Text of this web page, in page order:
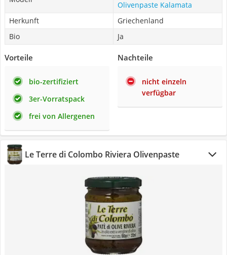
Olivenpaste Kalamata
Herkunft
Griechenland
Bio
Ja
Vorteile
bio-zertifiziert
3er-Vorratspack
frei von Allergenen
Nachteile
nicht einzeln
verfügbar
Le Terre di Colombo Riviera Olivenpaste